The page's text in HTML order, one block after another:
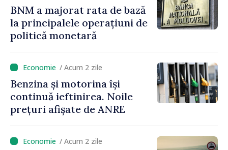
BNM a majorat rata de bază
la principalele operațiuni de
politică monetară
/ Acum 2 zile
Benzina și motorina își
continuă ieftinirea. Noile
prețuri afișate de ANRE
/ Acum 2 zile